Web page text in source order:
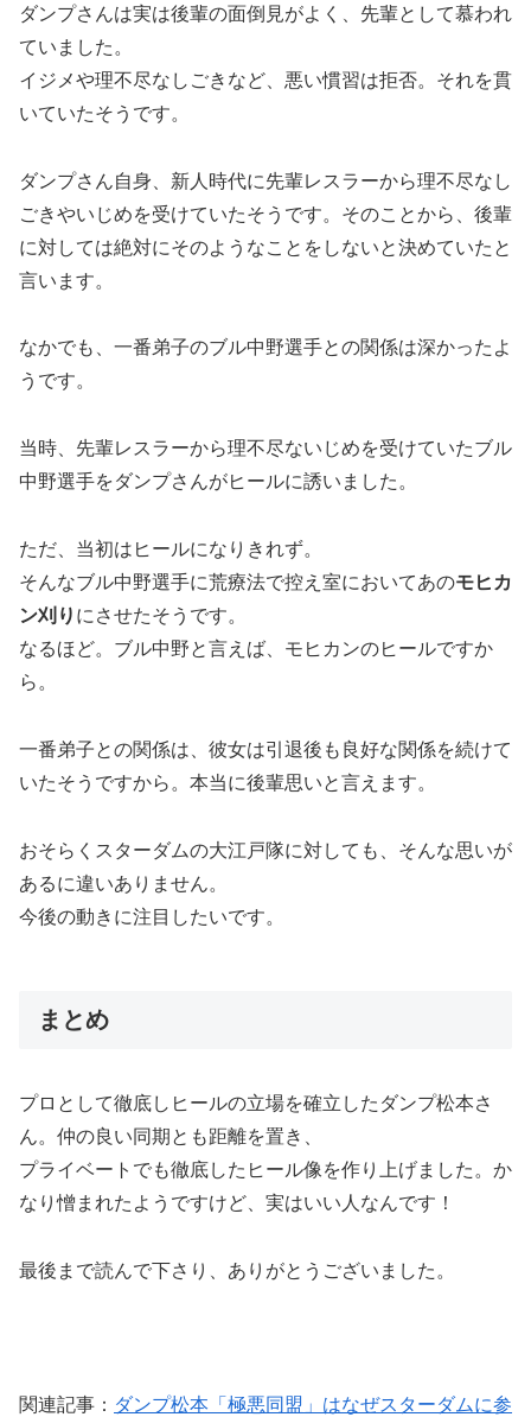
ダンプさんは実は後輩の面倒見がよく、先輩として慕われ
ていました。
イジメや理不尽なしごきなど、悪い慣習は拒否。それを貫
いていたそうです。
ダンプさん自身、新人時代に先輩レスラーから理不尽なし
ごきやいじめを受けていたそうです。そのことから、後輩
に対しては絶対にそのようなことをしないと決めていたと
言います。
なかでも、一番弟子のブル中野選手との関係は深かったよ
うです。
当時、先輩レスラーから理不尽ないじめを受けていたブル
中野選手をダンプさんがヒールに誘いました。
ただ、当初はヒールになりきれず。
そんなブル中野選手に荒療法で控え室においてあのモヒカ
ン刈り にさせたそうです。
なるほど。ブル中野と言えば、モヒカンのヒールですか
ら。
一番弟子との関係は、彼女は引退後も良好な関係を続けて
いたそうですから。本当に後輩思いと言えます。
おそらくスターダムの大江戸隊に対しても、そんな思いが
あるに違いありません。
今後の動きに注目したいです。
まとめ
プロとして徹底しヒールの立場を確立したダンプ松本さ
ん。仲の良い同期とも距離を置き、
プライベートでも徹底したヒール像を作り上げました。か
なり憎まれたようですけど、実はいい人なんです！
最後まで読んで下さり、ありがとうございました。
関連記事： ダンプ松本「極悪同盟」はなぜスターダムに参